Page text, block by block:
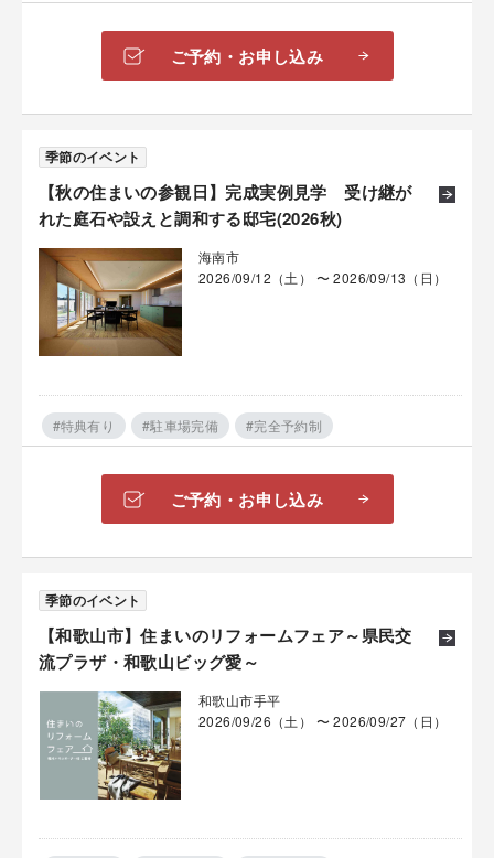
ご予約・お申し込み
【秋の住まいの参観日】完成実例見学 受け継が
れた庭石や設えと調和する邸宅(2026秋)
季節のイベント
海南市
2026/09/12（土） 〜 2026/09/13（日）
#特典有り #駐車場完備 #完全予約制
ご予約・お申し込み
【和歌山市】住まいのリフォームフェア～県民交
流プラザ・和歌山ビッグ愛～
季節のイベント
和歌山市手平
2026/09/26（土） 〜 2026/09/27（日）